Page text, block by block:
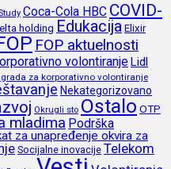
Coca-Cola HBC COVID-
holding Edukacija Elixir
FOP aktuelnosti
volontiranjeLidl
za korporativno volontiranje
Nekategorizovano
Okrugli sto Ostalo OTP
mladima Podrška
za unapređenje okvira za
Socijalne inovacije Telekom